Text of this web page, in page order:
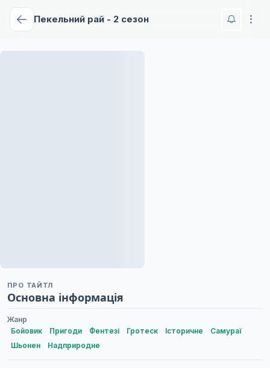
Пекельний рай - 2 сезон
ПРО ТАЙТЛ
Основна інформація
Жанр
Бойовик
Пригоди Фентезі Гротеск Історичне
Самураї
Шьонен
Надприродне